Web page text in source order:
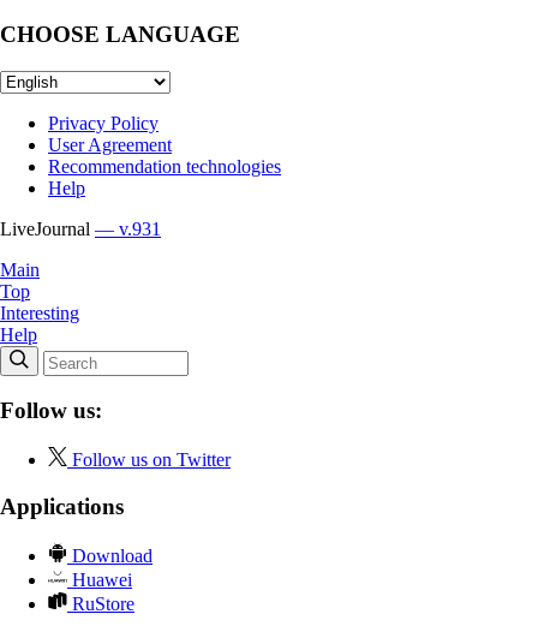
CHOOSE LANGUAGE
Privacy Policy
User Agreement
Recommendation technologies
Help
LiveJournal — v.931
Main
Top
Interesting
Help
Follow us:
Follow us on Twitter
Applications
Download
Huawei
RuStore